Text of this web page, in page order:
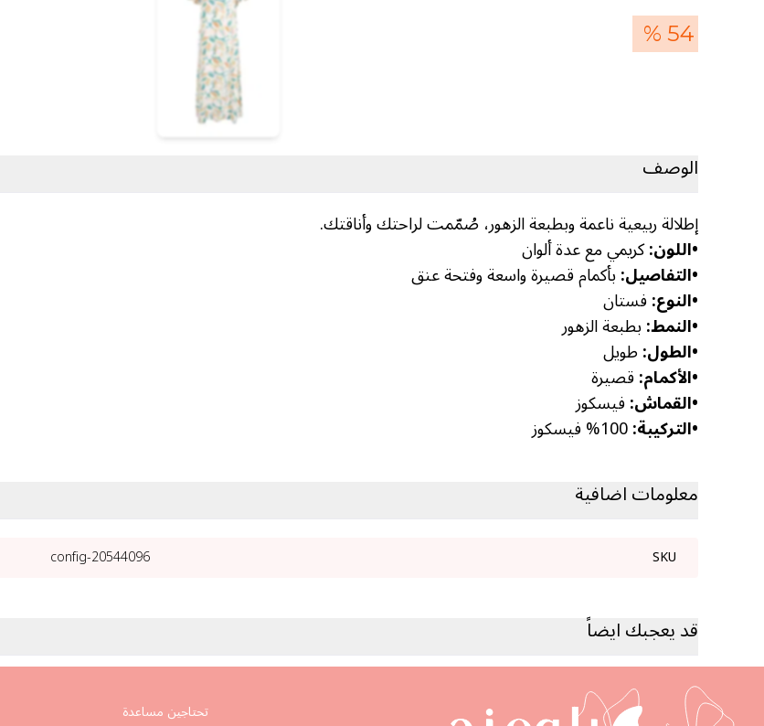
54 %
الوصف
إطلالة ربيعية ناعمة وبطبعة الزهور، صُمّمت لراحتك وأناقتك.
•اللون:كريمي مع عدة ألوان
•التفاصيل:بأكمام قصيرة واسعة وفتحة عنق
•النوع:فستان
•النمط:بطبعة الزهور
•الطول:طويل
•الأكمام:قصيرة
•القماش:فيسكوز
•التركيبة:
معلومات اضافية
SKU
20544096-config
قد يعجبك ايضاً
تحتاجين مساعدة